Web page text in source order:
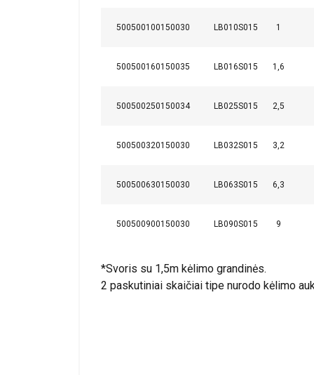
500500100150030 LB010S015 1
500500160150035 LB016S015 1,6
500500250150034 LB025S015 2,5
500500320150030 LB032S015 3,2
500500630150030 LB063S015 6,3
500500900150030 LB090S015 9
*Svoris su 1,5m kėlimo grandinės.
2 paskutiniai skaičiai tipe nurodo kėlimo
Perkrovos signalas
Be laisvos eigos mechanizmo
Medžiaga:
Standartas:
Ši svetainė
Naudojame
informacija apie
Būtinieji